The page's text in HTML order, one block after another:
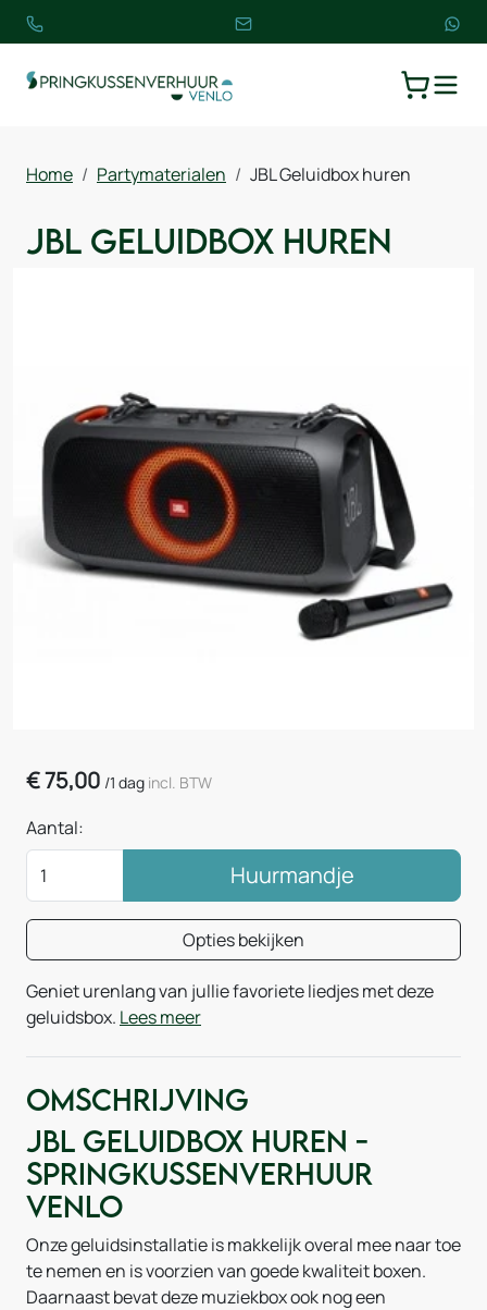
Home Partymaterialen JBL Geluidbox huren
JBL Geluidbox huren
€75,00 /1 dag incl. BTW
Aantal:
Huurmandje
Opties bekijken
Geniet urenlang van jullie favoriete liedjes met deze
geluidsbox. Lees meer
Omschrijving
JBL geluidbox huren -
Springkussenverhuur
Venlo
Onze geluidsinstallatie is makkelijk overal mee naar toe
te nemen en is voorzien van goede kwaliteit boxen.
Daarnaast bevat deze muziekbox ook nog een